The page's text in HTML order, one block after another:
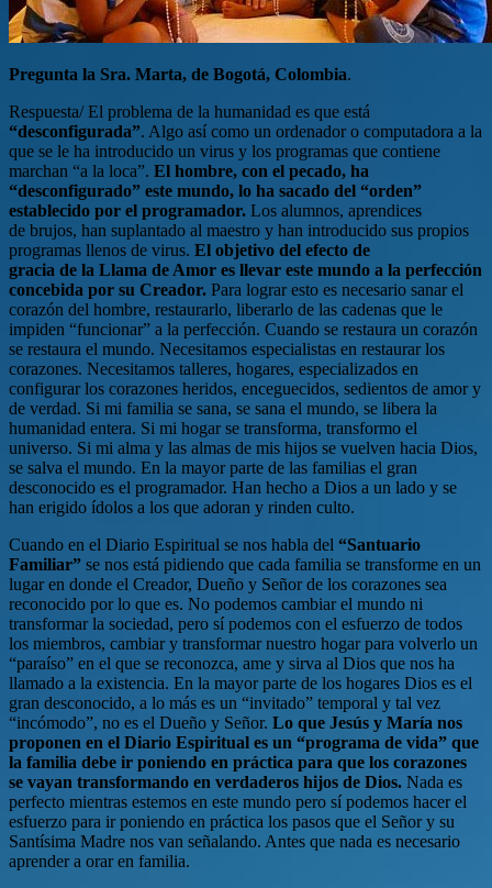
Pregunta la Sra. Marta, de Bogotá, Colombia.
Respuesta/ El problema de la humanidad es que está
“desconfigurada”. Algo así como un ordenador o computadora a la
que se le ha introducido un virus y los programas que contiene
marchan “a la loca”. El hombre, con el pecado, ha
“desconfigurado” este mundo, lo ha sacado del “orden”
establecido por el programador. Los alumnos, aprendices
de brujos, han suplantado al maestro y han introducido sus propios
programas llenos de virus. El objetivo del efecto de
gracia de la Llama de Amor es llevar este mundo a la perfección
concebida por su Creador. Para lograr esto es necesario sanar el
corazón del hombre, restaurarlo, liberarlo de las cadenas que le
impiden “funcionar” a la perfección. Cuando se restaura un corazón
se restaura el mundo. Necesitamos especialistas en restaurar los
corazones. Necesitamos talleres, hogares, especializados en
configurar los corazones heridos, enceguecidos, sedientos de amor y
de verdad. Si mi familia se sana, se sana el mundo, se libera la
humanidad entera. Si mi hogar se transforma, transformo el
universo. Si mi alma y las almas de mis hijos se vuelven hacia Dios,
se salva el mundo. En la mayor parte de las familias el gran
desconocido es el programador. Han hecho a Dios a un lado y se
han erigido ídolos a los que adoran y rinden culto.
Cuando en el Diario Espiritual se nos habla del “Santuario
Familiar” se nos está pidiendo que cada familia se transforme en un
lugar en donde el Creador, Dueño y Señor de los corazones sea
reconocido por lo que es. No podemos cambiar el mundo ni
transformar la sociedad, pero sí podemos con el esfuerzo de todos
los miembros, cambiar y transformar nuestro hogar para volverlo un
“paraíso” en el que se reconozca, ame y sirva al Dios que nos ha
llamado a la existencia. En la mayor parte de los hogares Dios es el
gran desconocido, a lo más es un “invitado” temporal y tal vez
“incómodo”, no es el Dueño y Señor. Lo que Jesús y María nos
proponen en el Diario Espiritual es un “programa de vida” que
la familia debe ir poniendo en práctica para que los corazones
se vayan transformando en verdaderos hijos de Dios. Nada es
perfecto mientras estemos en este mundo pero sí podemos hacer el
esfuerzo para ir poniendo en práctica los pasos que el Señor y su
Santísima Madre nos van señalando. Antes que nada es necesario
aprender a orar en familia.